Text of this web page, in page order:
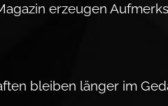
er­zeu­gen
bleiben län­ger im